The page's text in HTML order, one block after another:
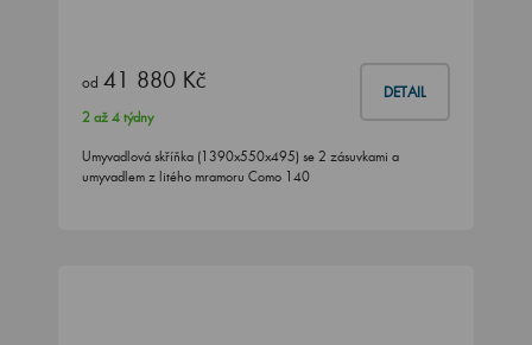
od 41 880 Kč DETAIL
2 až 4 týdny
Umyvadlová skříňka (1390x550x495) se 2 zásuvkami a
umyvadlem z litého mramoru Como 140